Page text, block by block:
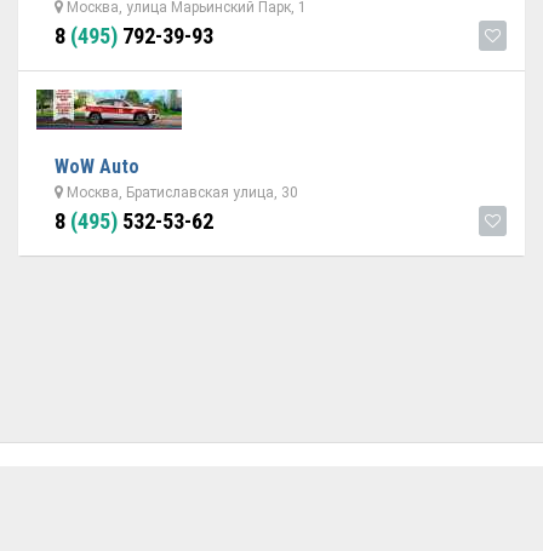
Москва, улица Марьинский Парк, 1
8 (495) 792-39-93
WoW Auto
Москва, Братиславская улица, 30
8 (495) 532-53-62